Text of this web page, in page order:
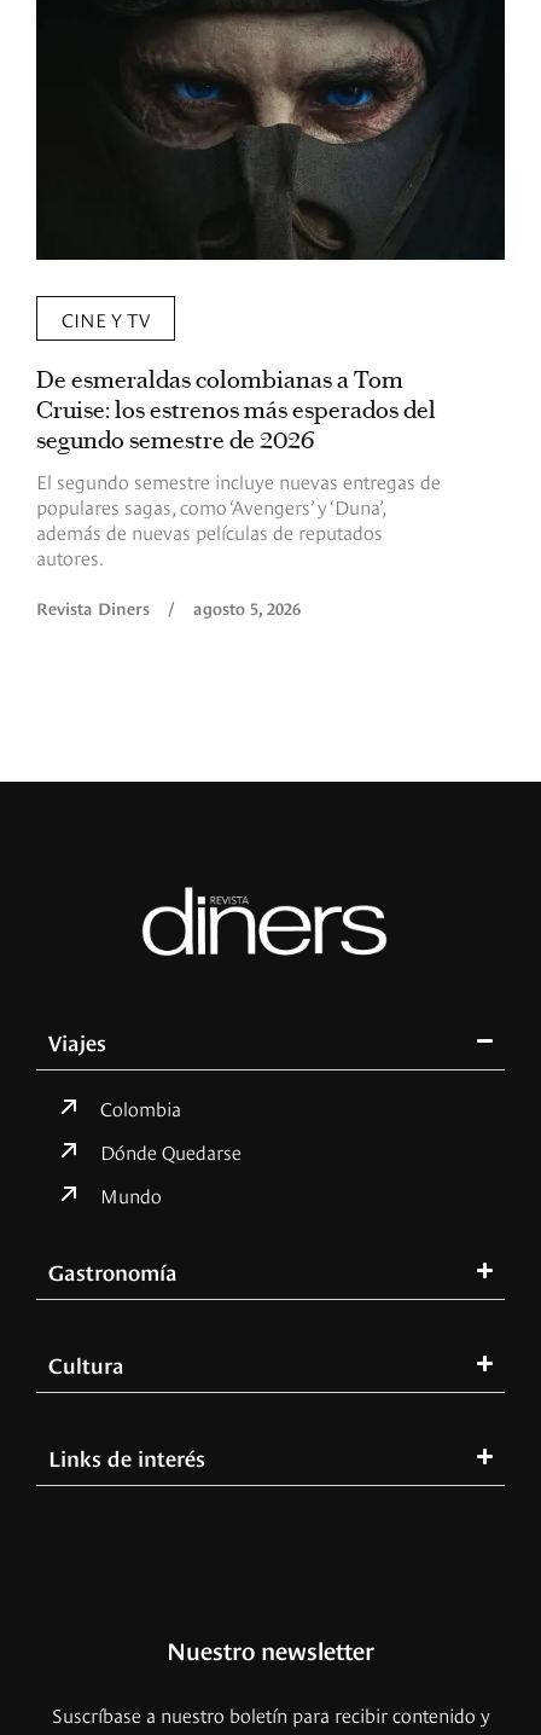
CINE Y TV
De esmeraldas colombianas a Tom
Cruise: los estrenos más esperados del
segundo semestre de 2026
El segundo semestre incluye nuevas entregas de
populares sagas, como ‘Avengers’ y ‘Duna’,
además de nuevas películas de reputados
autores.
Revista Diners / agosto 5, 2026
Viajes
Colombia
Dónde Quedarse
Mundo
Gastronomía
Cultura
Links de interés
Nuestro newsletter
Suscríbase a nuestro boletín para recibir contenido y